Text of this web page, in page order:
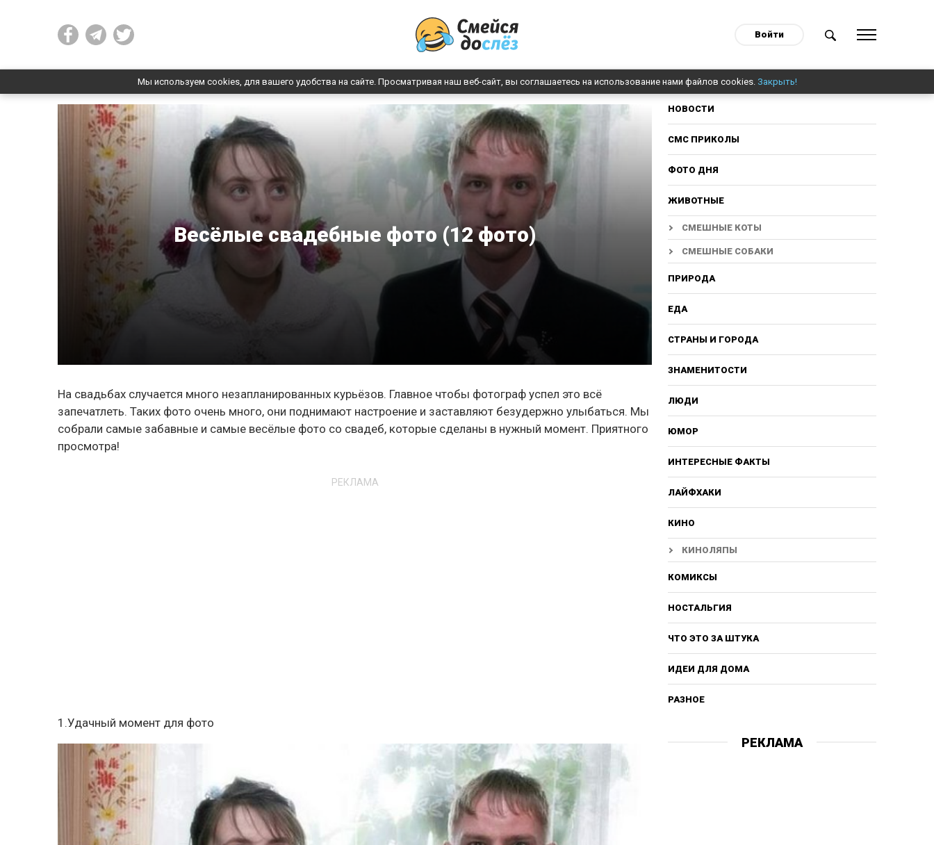
Войти
Мы используем cookies, для вашего удобства на сайте. Просматривая наш веб-сайт, вы соглашаетесь на использование нами файлов cookies. Закрыть!
Весёлые свадебные фото (12 фото)
На свадьбах случается много незапланированных курьёзов. Главное чтобы фотограф успел это всё
запечатлеть. Таких фото очень много, они поднимают настроение и заставляют безудержно улыбаться. Мы
собрали самые забавные и самые весёлые фото со свадеб, которые сделаны в нужный момент. Приятного
просмотра!
РЕКЛАМА
1.Удачный момент для фото
НОВОСТИ
СМС ПРИКОЛЫ
ФОТО ДНЯ
ЖИВОТНЫЕ
СМЕШНЫЕ КОТЫ
СМЕШНЫЕ СОБАКИ
ПРИРОДА
ЕДА
СТРАНЫ И ГОРОДА
ЗНАМЕНИТОСТИ
ЛЮДИ
ЮМОР
ИНТЕРЕСНЫЕ ФАКТЫ
ЛАЙФХАКИ
КИНО
КИНОЛЯПЫ
КОМИКСЫ
НОСТАЛЬГИЯ
ЧТО ЭТО ЗА ШТУКА
ИДЕИ ДЛЯ ДОМА
РАЗНОЕ
РЕКЛАМА